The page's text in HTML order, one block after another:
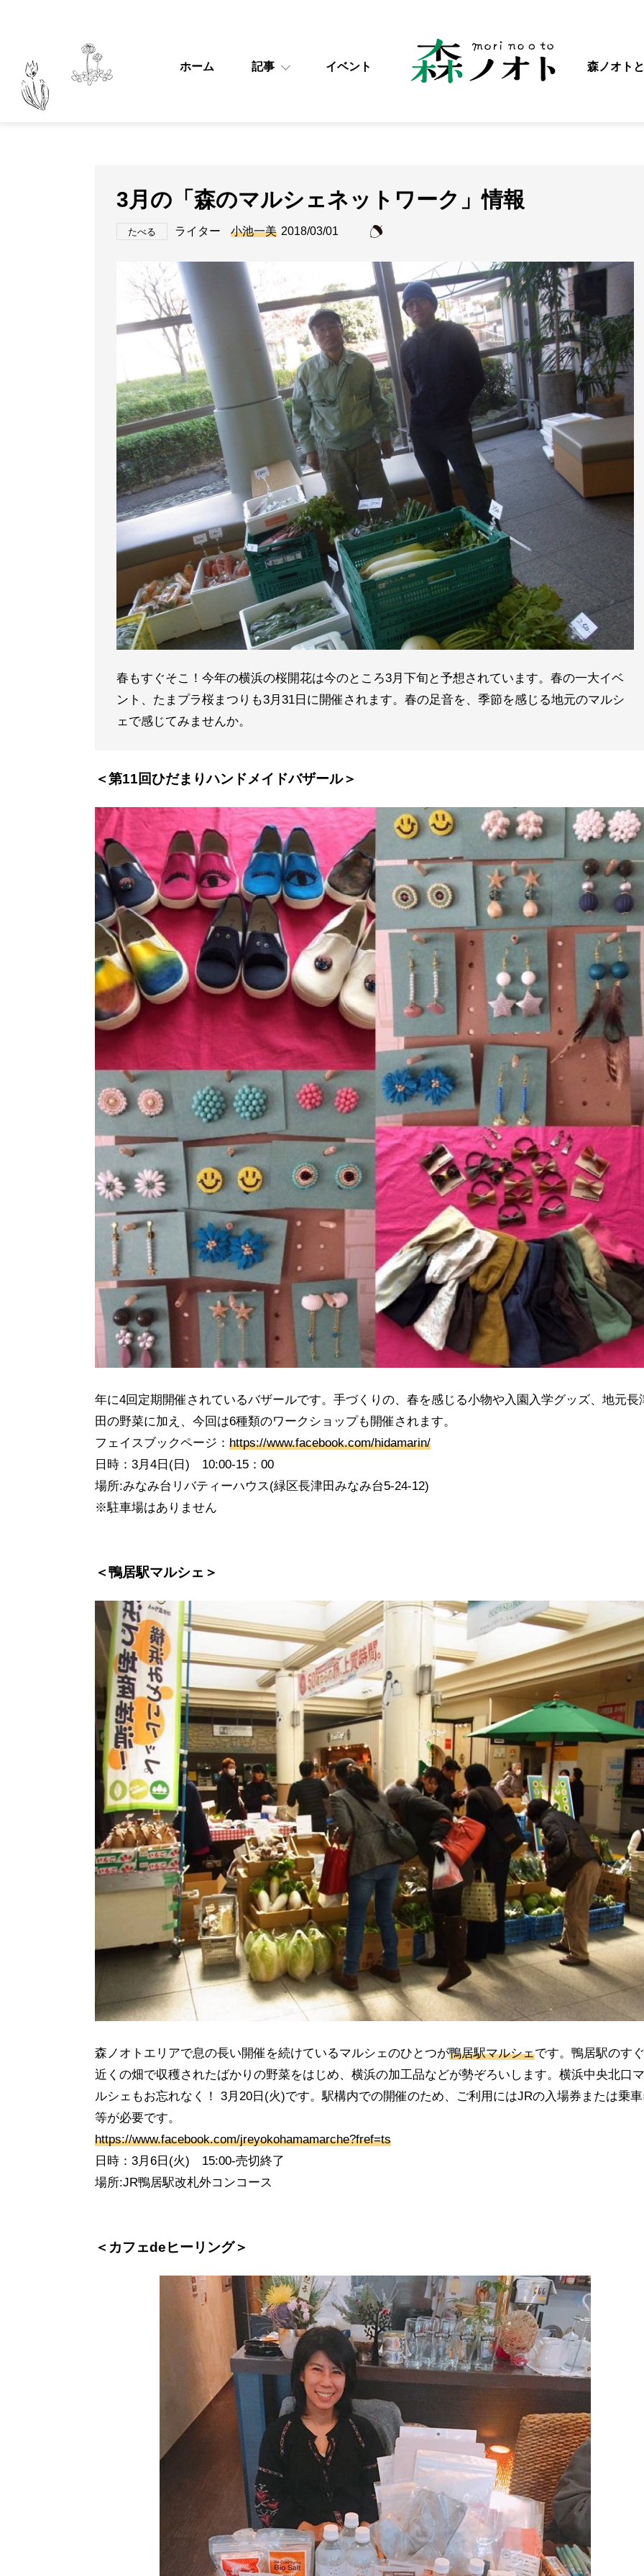
ホーム 記事 イベント 森ノオト
3月の「森のマルシェネットワーク」情報
たべる ライター 小池一美 2018/03/01
春もすぐそこ！今年の横浜の桜開花は今のところ3月下旬と予想されています。春の一大イベ
ント、たまプラ桜まつりも3月31日に開催されます。春の足音を、季節を感じる地元のマルシ
ェで感じてみませんか。
＜第11回ひだまりハンドメイドバザール＞
年に4回定期開催されているバザールです。手づくりの、春を感じる小物や入園入学グッズ、地元長
田の野菜に加え、今回は6種類のワークショップも開催されます。
フェイスブックページ： https://www.facebook.com/hidamarin/
日時：3月4日(日) 10:00-15：00
場所:みなみ台リバティーハウス(緑区長津田みなみ台5-24-12)
※駐車場はありません
＜鴨居駅マルシェ＞
森ノオトエリアで息の長い開催を続けているマルシェのひとつが鴨居駅マルシェです。鴨居駅のすぐ
近くの畑で収穫されたばかりの野菜をはじめ、横浜の加工品などが勢ぞろいします。横浜中央北口マ
ルシェもお忘れなく！ 3月20日(火)です。駅構内での開催のため、ご利用にはJRの入場券または乗
等が必要です。
https://www.facebook.com/jreyokohamamarche?fref=ts
日時：3月6日(火) 15:00-売切終了
場所:JR鴨居駅改札外コンコース
＜カフェdeヒーリング＞